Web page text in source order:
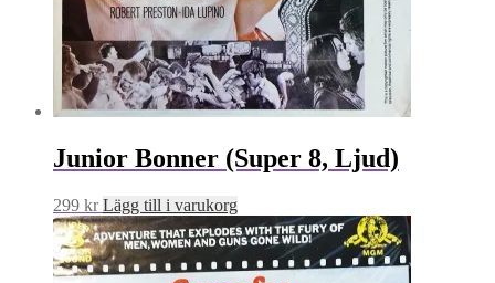
Junior Bonner (Super 8, Ljud)
299 kr Lägg till i varukorg